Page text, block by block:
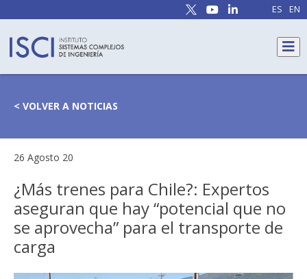
ES EN
< VOLVER A NOTICIAS
26 Agosto 20
¿Más trenes para Chile?: Expertos
aseguran que hay “potencial que no
se aprovecha” para el transporte de
carga